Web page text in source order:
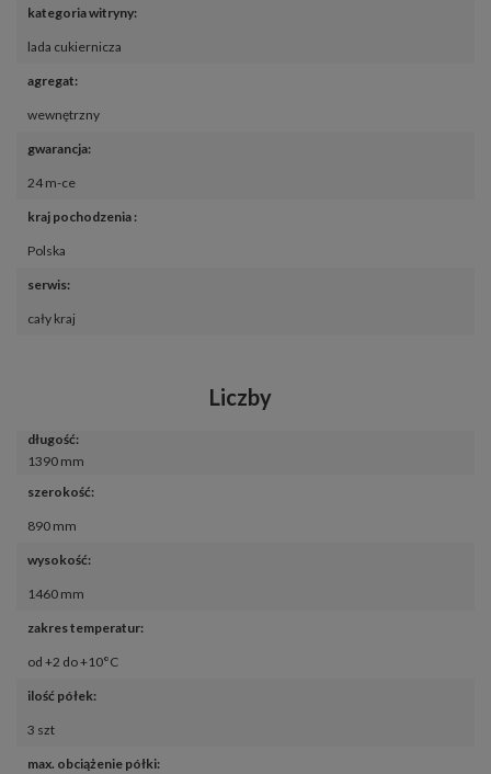
kategoria witryny:
lada cukiernicza
agregat:
wewnętrzny
gwarancja:
24 m-ce
kraj pochodzenia :
Polska
serwis:
cały kraj
Liczby
długość:
1390 mm
szerokość:
890 mm
wysokość:
1460 mm
zakres temperatur:
od +2 do +10°C
ilość półek:
3 szt
max. obciążenie półki: